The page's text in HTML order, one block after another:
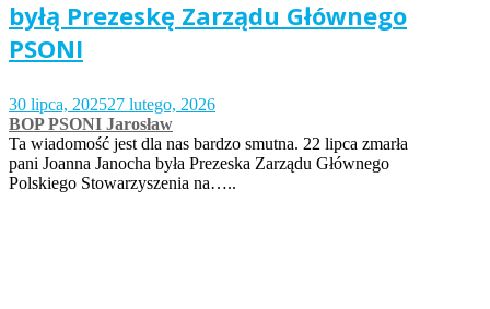
byłą Prezeskę Zarządu Głównego
PSONI
30 lipca, 202527 lutego, 2026
BOP PSONI Jarosław
Ta wiadomość jest dla nas bardzo smutna. 22 lipca zmarła
pani Joanna Janocha była Prezeska Zarządu Głównego
Polskiego Stowarzyszenia na…..